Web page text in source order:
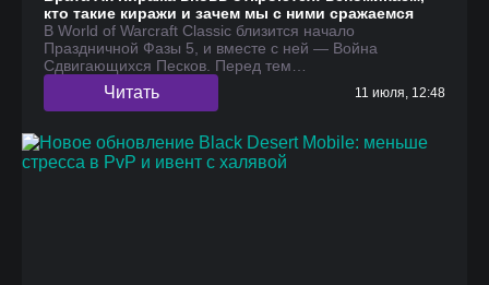
кто такие киражи и зачем мы с ними сражаемся
В World of Warcraft Classic близится начало
Праздничной Фазы 5, и вместе с ней — Война
Сдвигающихся Песков. Перед тем…
Читать 11 июля, 12:48